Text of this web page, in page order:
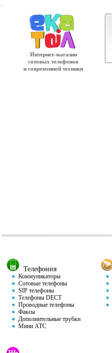
Интернет-магазин
сотовых телефонов
и современной техники
Телефония
Коммуникаторы
Сотовые телефоны
SIP телефоны
Телефоны DECT
Проводные телефоны
Факсы
Дополнительные трубки
Мини АТС